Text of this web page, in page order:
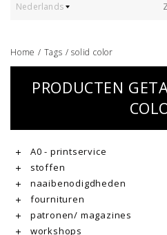
Nederlands
Home / Tags /solid color
PRODUCTEN
A0 - printservice
stoffen
naaibenodigdheden
fournituren
patronen/ magazines
workshops